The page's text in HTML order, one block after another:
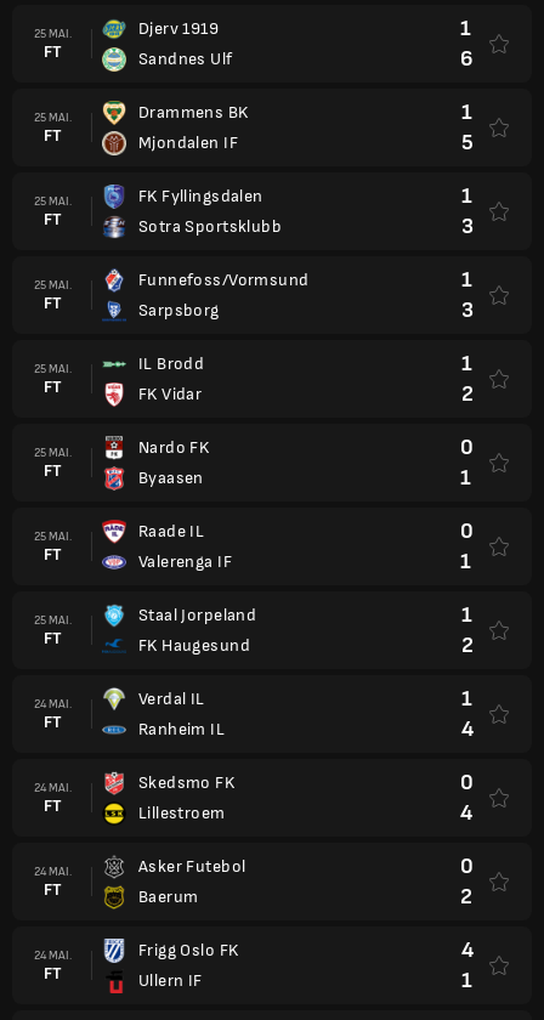
25 MAI.
FT
Djerv 1919
Sandnes Ulf
1
6
25 MAI.
FT
Drammens BK
Mjondalen IF
1
5
25 MAI.
FT
FK Fyllingsdalen
Sotra Sportsklubb
1
3
25 MAI.
FT
Funnefoss/Vormsund
Sarpsborg
1
3
25 MAI.
FT
IL Brodd
FK Vidar
1
2
25 MAI.
FT
Nardo FK
Byaasen
0
1
25 MAI.
FT
Raade IL
Valerenga IF
0
1
25 MAI.
FT
Staal Jorpeland
FK Haugesund
1
2
24 MAI.
FT
Verdal IL
Ranheim IL
1
4
24 MAI.
FT
Skedsmo FK
Lillestroem
0
4
24 MAI.
FT
Asker Futebol
Baerum
0
2
24 MAI.
FT
Frigg Oslo FK
Ullern IF
4
1